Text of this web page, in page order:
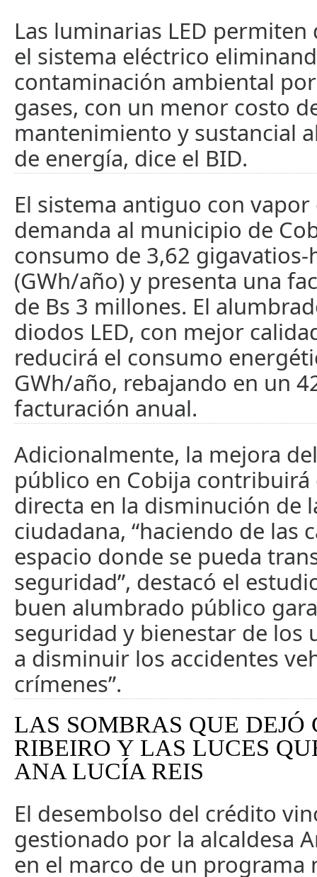
Las luminarias LED
el sistema eléctrico
contaminación ambiental
gases, con un menor costo
mantenimiento y sustancial
de energía, dice el BID.
El sistema antiguo con
demanda al municipio de
consumo de 3,62
(GWh/año) y presenta una
de Bs 3 millones. El
diodos LED, con mejor
reducirá el consumo
GWh/año, rebajando en un
facturación anual.
Adicionalmente, la mejora
público en Cobija contribuirá
directa en la disminución de
ciudadana, “haciendo de las
espacio donde se pueda
seguridad”, destacó el
buen alumbrado público
seguridad y bienestar de los
a disminuir los accidentes
crímenes”.
LAS SOMBRAS QUE DEJÓ
RIBEIRO Y LAS LUCES
ANA LUCÍA REIS
El desembolso del crédito
gestionado por la alcaldesa
en el marco de un programa